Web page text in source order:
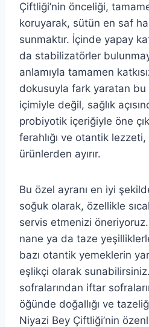
Çiftliği’nin önceliği,
koruyarak, sütün en saf
sunmaktır. İçinde yapay
da stabilizatörler
anlamıyla tamamen
dokusuyla fark yaratan bu
içimiyle değil, sağlık
probiyotik içeriğiyle öne
ferahlığı ve otantik
ürünlerden ayırır.
Bu özel ayranı en iyi
soğuk olarak, özellikle
servis etmenizi
nane ya da taze
bazı otantik yemeklerin
eşlikçi olarak
sofralarından iftar
öğünde doğallığı ve
Niyazi Bey Çiftliği’nin